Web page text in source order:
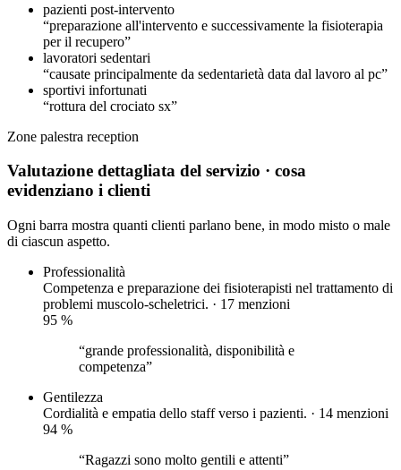
pazienti post-intervento
“preparazione all'intervento e successivamente la fisioterapia
per il recupero”
lavoratori sedentari
“causate principalmente da sedentarietà data dal lavoro al pc”
sportivi infortunati
“rottura del crociato sx”
Zone palestra reception
Valutazione dettagliata del servizio · cosa
evidenziano i clienti
Ogni barra mostra quanti clienti parlano bene, in modo misto o male
di ciascun aspetto.
Professionalità
Competenza e preparazione dei fisioterapisti nel trattamento di
problemi muscolo-scheletrici. · 17 menzioni
95 %
“grande professionalità, disponibilità e
competenza”
Gentilezza
Cordialità e empatia dello staff verso i pazienti. · 14 menzioni
94 %
“Ragazzi sono molto gentili e attenti”